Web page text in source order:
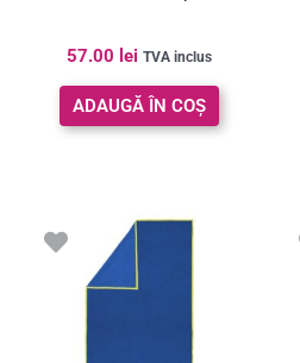
57.00 lei TVA inclus
ADAUGĂ ÎN COȘ